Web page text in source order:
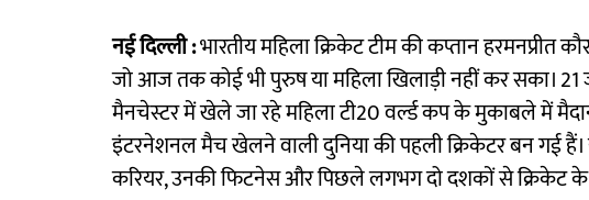
नई दिल्ली :भारतीय महिला क्रिकेट टीम की कप्तान हरमनप्रीत
जो आज तक कोई भी पुरुष या महिला खिलाड़ी नहीं कर सका।
मैनचेस्टर में खेले जा रहे महिला टी20 वर्ल्ड कप के मुकाबले में
इंटरनेशनल मैच खेलने वाली दुनिया की पहली क्रिकेटर बन गई हैं।
करियर, उनकी फिटनेस और पिछले लगभग दो दशकों से क्रिकेट के